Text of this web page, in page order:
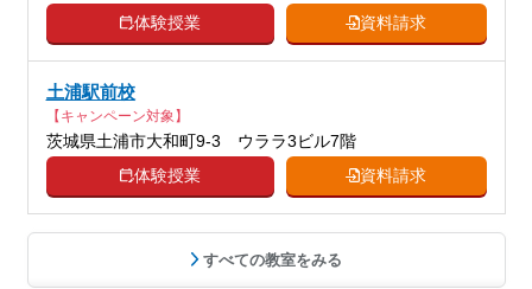
体験授業
資料請求
土浦駅前校
【キャンペーン対象】
茨城県土浦市大和町9-3 ウララ3ビル7階
体験授業
資料請求
すべての教室をみる